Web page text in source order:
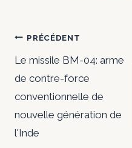
Navigation
de
l’article
PRÉCÉDENT
Le missile BM-04: arme
de contre-force
conventionnelle de
nouvelle génération de
l'Inde